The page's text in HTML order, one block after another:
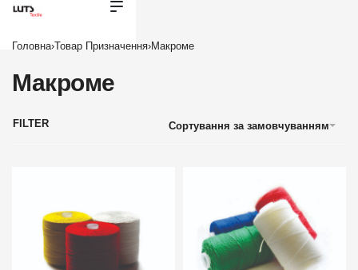
Головна›Товар Призначення›Макроме
Макроме
Сортування за замовчуванням
FILTER